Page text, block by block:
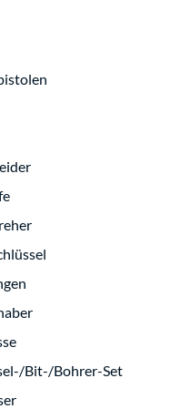
Bit-/Bohrer-Set